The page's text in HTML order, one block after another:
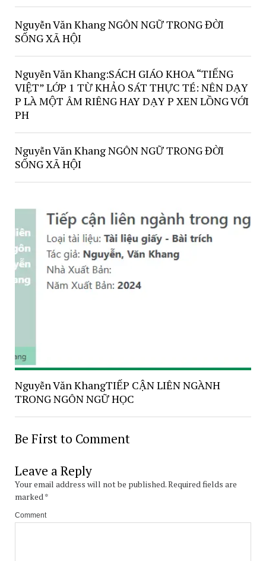
Nguyễn Văn Khang NGÔN NGỮ TRONG ĐỜI
SỐNG XÃ HỘI
Nguyễn Văn Khang:SÁCH GIÁO KHOA “TIẾNG
VIỆT” LỚP 1 TỪ KHẢO SÁT THỰC TÉ: NÊN DẠY
P LÀ MỘT ÂM RIÊNG HAY DẠY P XEN LỒNG VỚI
PH
Nguyễn Văn Khang NGÔN NGỮ TRONG ĐỜI
SỐNG XÃ HỘI
Nguyễn Văn KhangTIẾP CẬN LIÊN NGÀNH
TRONG NGÔN NGỮ HỌC
Be First to Comment
Leave a Reply
Your email address will not be published.Required fields are
marked *
Comment